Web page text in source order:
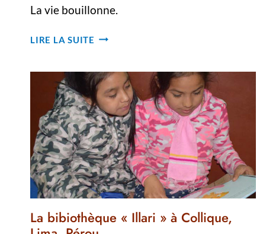
La vie bouillonne.
LIRE LA SUITE VIATEURS
–
AVRIL
2021
La bibiothèque « Illari » à Collique,